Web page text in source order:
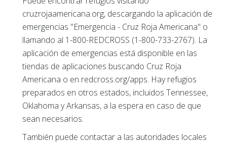
cruzrojaamericana.org, descargando la aplicación de
emergencias "Emergencia - Cruz Roja Americana" o
llamando al 1-800-REDCROSS (1-800-733-2767). La
aplicación de emergencias está disponible en las
tiendas de aplicaciones buscando Cruz Roja
Americana o en redcross.org/apps. Hay refugios
preparados en otros estados, incluidos Tennessee,
Oklahoma y Arkansas, a la espera en caso de que
sean necesarios.
También puede contactar a las autoridades locales